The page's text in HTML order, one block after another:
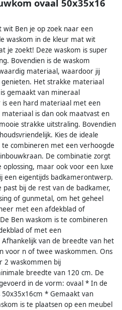
ovaal 50x35x16
wit Ben je op zoek naar een
waskom in de kleur mat wit
je zoekt! Deze waskom is super
Bovendien is de waskom
materiaal, waardoor jij
Het strakke materiaal
gemaakt van mineraal
een hard materiaal met een
is dan ook maatvast en
strakke uitstraling. Bovendien
Kies de ideale
combineren met een verhoogde
De combinatie zorgt
maar ook voor een luxe
een eigentijds badkamerontwerp.
past bij de rest van de badkamer,
of gunmetal, om het geheel
met een afdekblad of
Ben waskom is te combineren
of met een
van de breedte van het
voor n of twee waskommen. Ons
2 waskommen bij
breedte van 120 cm. De
in de vorm: ovaal * In de
* Gemaakt van
is te plaatsen op een meubel